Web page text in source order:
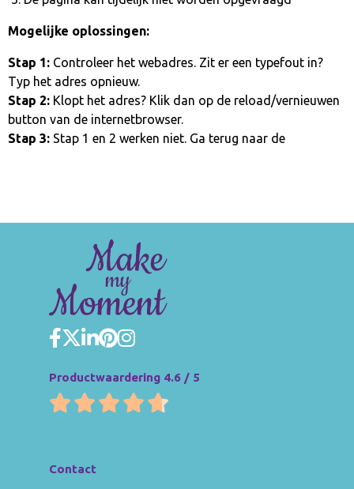
Mogelijke oplossingen:
Stap 1: Controleer het webadres. Zit er een typefout in?
Typ het adres opnieuw.
Stap 2: Klopt het adres? Klik dan op de reload/vernieuwen
button van de internetbrowser.
Stap 3: Stap 1 en 2 werken niet. Ga terug naar de
Productwaardering 4.6 / 5
Contact